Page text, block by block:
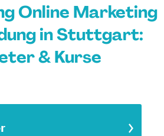
Online Marketing
in Stuttgart:
& Kurse